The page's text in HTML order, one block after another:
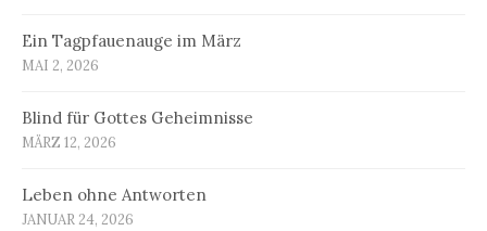
Ein Tagpfauenauge im März
MAI 2, 2026
Blind für Gottes Geheimnisse
MÄRZ 12, 2026
Leben ohne Antworten
JANUAR 24, 2026